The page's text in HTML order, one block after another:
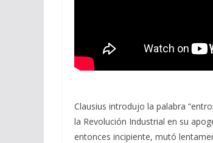
Clausius introdujo la palabra
la Revolución Industrial en su
entonces incipiente, mutó